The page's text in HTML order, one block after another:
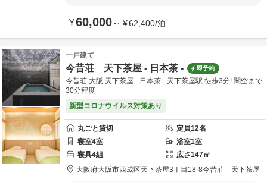
¥60,000～ ¥62,400/泊
一戸建て
今昔荘 天下茶屋 - 日本茶 - 即予約
今昔荘 大阪 天下茶屋 - 日本茶 - 天下茶屋駅 徒歩3分! 関空まで
30分程度
新型コロナウイルス対策あり
丸ごと貸切 定員12名
寝室4室 浴室1室
寝具4組 広さ147㎡
大阪府大阪市西成区天下茶屋3丁目18-8今昔荘 天下茶屋